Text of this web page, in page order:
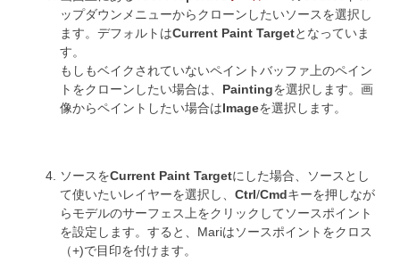
ップダウンメニューからクローンしたいソースを選択し
ます。デフォルトはCurrent Paint Targetとなっていま
す。
もしもベイクされていないペイントバッファ上のペイン
トをクローンしたい場合は、 Paintingを選択します。画
像からペイントしたい場合はImageを選択します。
ソースをCurrent Paint Targetにした場合、ソースとし
て使いたいレイヤーを選択し、 Ctrl/Cmdキーを押しなが
らモデルのサーフェス上をクリックしてソースポイント
を設定します。すると、Mariはソースポイントをクロス
（+)で目印を付けます。